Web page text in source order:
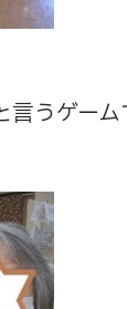
うゲーム